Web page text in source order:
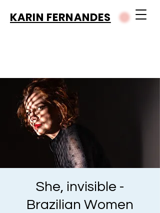
KARIN FERNANDES
She, invisible -
Brazilian Women